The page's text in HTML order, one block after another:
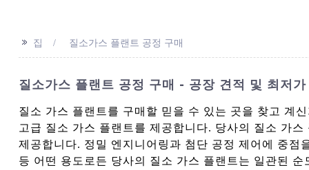
>> 집 질소가스 플랜트 공정 구매
질소가스 플랜트 공정 구매 - 공장 견적 및 최저가
질소 가스 플랜트를 구매할 믿을 수 있는 곳을 찾고 계
고급 질소 가스 플랜트를 제공합니다. 당사의 질소 가
제공합니다. 정밀 엔지니어링과 첨단 공정 제어에 중
등 어떤 용도로든 당사의 질소 가스 플랜트는 일관된